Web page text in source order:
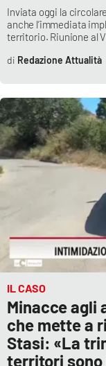
Inviata oggi la
anche l’immediata
territorio. Riunione al
Redazione Attualità
IL CASO
Minacce agli
che mette a
Stasi: «La
territori sono